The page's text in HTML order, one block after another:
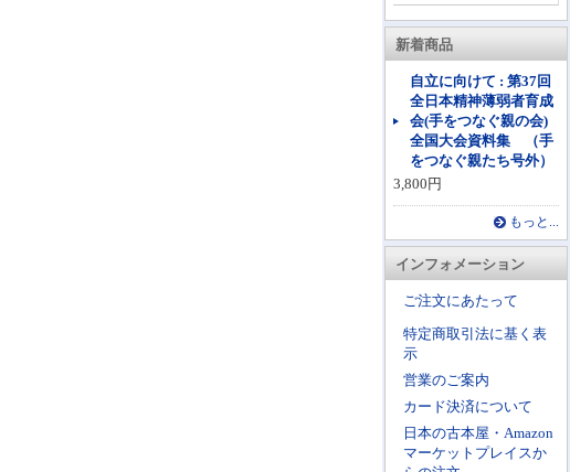
新着商品
自立に向けて : 第37回
全日本精神薄弱者育成
会(手をつなぐ親の会)
全国大会資料集 （手
をつなぐ親たち号外）
3,800円
もっと...
インフォメーション
ご注文にあたって
特定商取引法に基く表
示
営業のご案内
カード決済について
日本の古本屋・Amazon
マーケットプレイスか